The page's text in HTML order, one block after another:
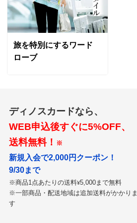
旅を特別にするワード
ローブ
ディノスカードなら、
WEB申込後すぐに5%OFF、
送料無料！ ※
新規入会で2,000円クーポン！
9/30まで
※商品1点あたりの送料¥5,000まで無料
※一部商品・配送地域は追加送料がかかりま
す